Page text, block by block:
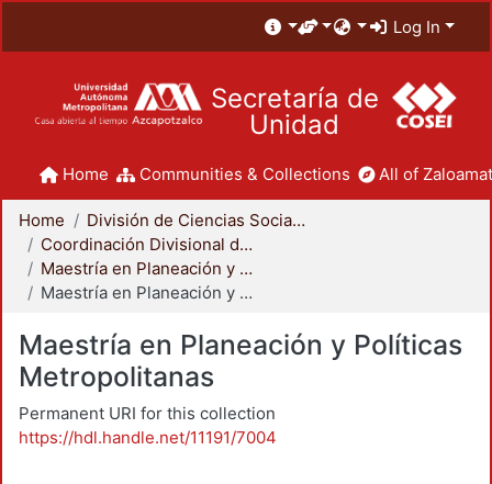
Log In
Secretaría de
Unidad
Home Communities & Collections All of
Home
División de Ciencias Sociales y Humanidades
Coordinación Divisional de Posgrado
Maestría en Planeación y Políticas Metropolitanas
Maestría en Planeación y Políticas Metropolitanas
Maestría en Planeación y Políticas
Metropolitanas
Permanent URI for this collection
https://hdl.handle.net/11191/7004